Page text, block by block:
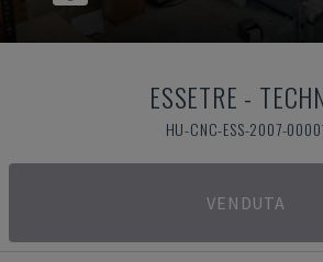
ESSETRE -
HU-CNC-ESS-2007-
VENDUTA